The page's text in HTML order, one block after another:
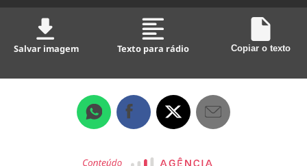
Salvar imagem Texto para rádio Copiar o texto